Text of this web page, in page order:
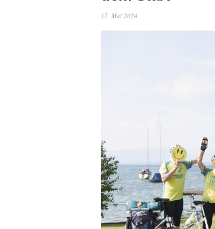
17. Mai 2024